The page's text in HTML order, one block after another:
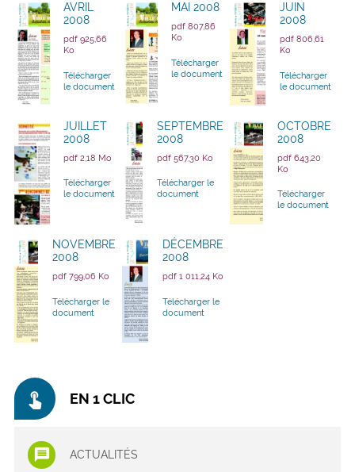
AVRIL
2008
pdf 925,66
Ko
Télécharger
le document
MAI 2008
pdf 807,86
Ko
Télécharger
le document
JUIN
2008
pdf 806,61
Ko
Télécharger
le document
JUILLET
2008
pdf 2,18 Mo
Télécharger
le document
SEPTEMBRE
2008
pdf 567,30 Ko
Télécharger le
document
OCTOBRE
2008
pdf 643,20
Ko
Télécharger
le document
NOVEMBRE
2008
pdf 799,06 Ko
Télécharger le
document
DÉCEMBRE
2008
pdf 1 011,24 Ko
Télécharger le
document
touch_app EN 1 CLIC
ACTUALITÉS